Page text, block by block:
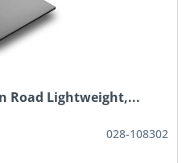
Road Lightweight,...
028-108302